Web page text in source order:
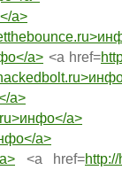
a>
a> <a href=
a>
a>
a>
<a href=